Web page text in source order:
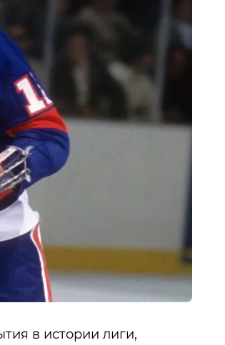
в истории лиги,